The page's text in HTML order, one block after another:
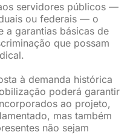
servidores públicos —
ou federais — o
a garantias básicas de
que possam
à demanda histórica
poderá garantir
ao projeto,
mas também
não sejam